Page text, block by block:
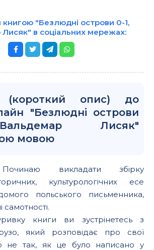
книгою "Безлюдні острови 0-1,
в соціальних мережах:
(короткий опис) до
"Безлюдні острови
Лисяк"
мовою
Починаю викладати збірку
культурологічних есе
польського письменника,
самотності.
книги ви зустрінетесь з
який розповідає про свої
не так, як це було написано у